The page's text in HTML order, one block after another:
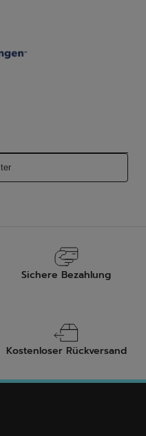
Sichere Bezahlung
Kostenloser Rückversand